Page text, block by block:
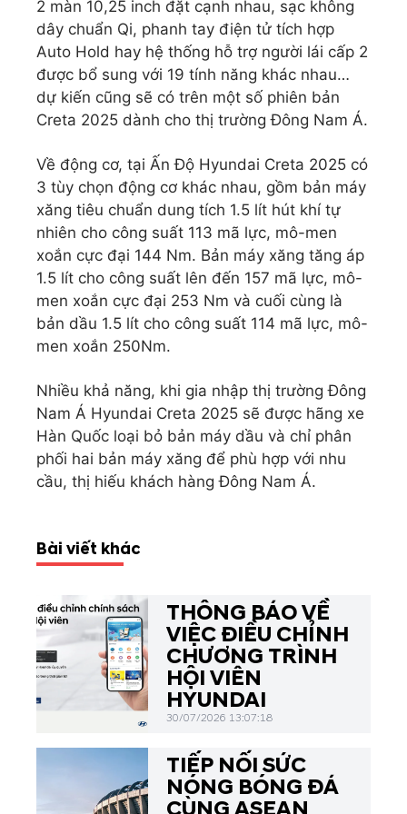
2 màn 10,25 inch đặt cạnh nhau, sạc không
dây chuẩn Qi, phanh tay điện tử tích hợp
Auto Hold hay hệ thống hỗ trợ người lái cấp 2
được bổ sung với 19 tính năng khác nhau…
dự kiến cũng sẽ có trên một số phiên bản
Creta 2025 dành cho thị trường Đông Nam Á.
Về động cơ, tại Ấn Độ Hyundai Creta 2025 có
3 tùy chọn động cơ khác nhau, gồm bản máy
xăng tiêu chuẩn dung tích 1.5 lít hút khí tự
nhiên cho công suất 113 mã lực, mô-men
xoắn cực đại 144 Nm. Bản máy xăng tăng áp
1.5 lít cho công suất lên đến 157 mã lực, mô-
men xoắn cực đại 253 Nm và cuối cùng là
bản dầu 1.5 lít cho công suất 114 mã lực, mô-
men xoắn 250Nm.
Nhiều khả năng, khi gia nhập thị trường Đông
Nam Á Hyundai Creta 2025 sẽ được hãng xe
Hàn Quốc loại bỏ bản máy dầu và chỉ phân
phối hai bản máy xăng để phù hợp với nhu
cầu, thị hiếu khách hàng Đông Nam Á.
Bài viết khác
THÔNG BÁO VỀ
VIỆC ĐIỀU CHỈNH
CHƯƠNG TRÌNH
HỘI VIÊN
HYUNDAI
30/07/2026 13:07:18
TIẾP NỐI SỨC
NÓNG BÓNG ĐÁ